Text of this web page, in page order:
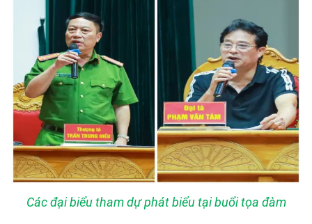
Các đại biểu tham dự phát biểu tại buổi tọa đàm